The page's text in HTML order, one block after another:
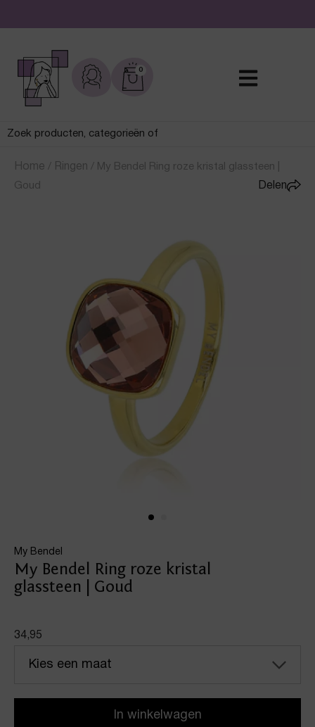
De leukste sieraden online en in de winkel
0
Home / Ringen / My Bendel Ring roze kristal glassteen |
Goud
My Bendel
My Bendel Ring roze kristal
glassteen | Goud
Delen
34,95
Kies een maat
In winkelwagen